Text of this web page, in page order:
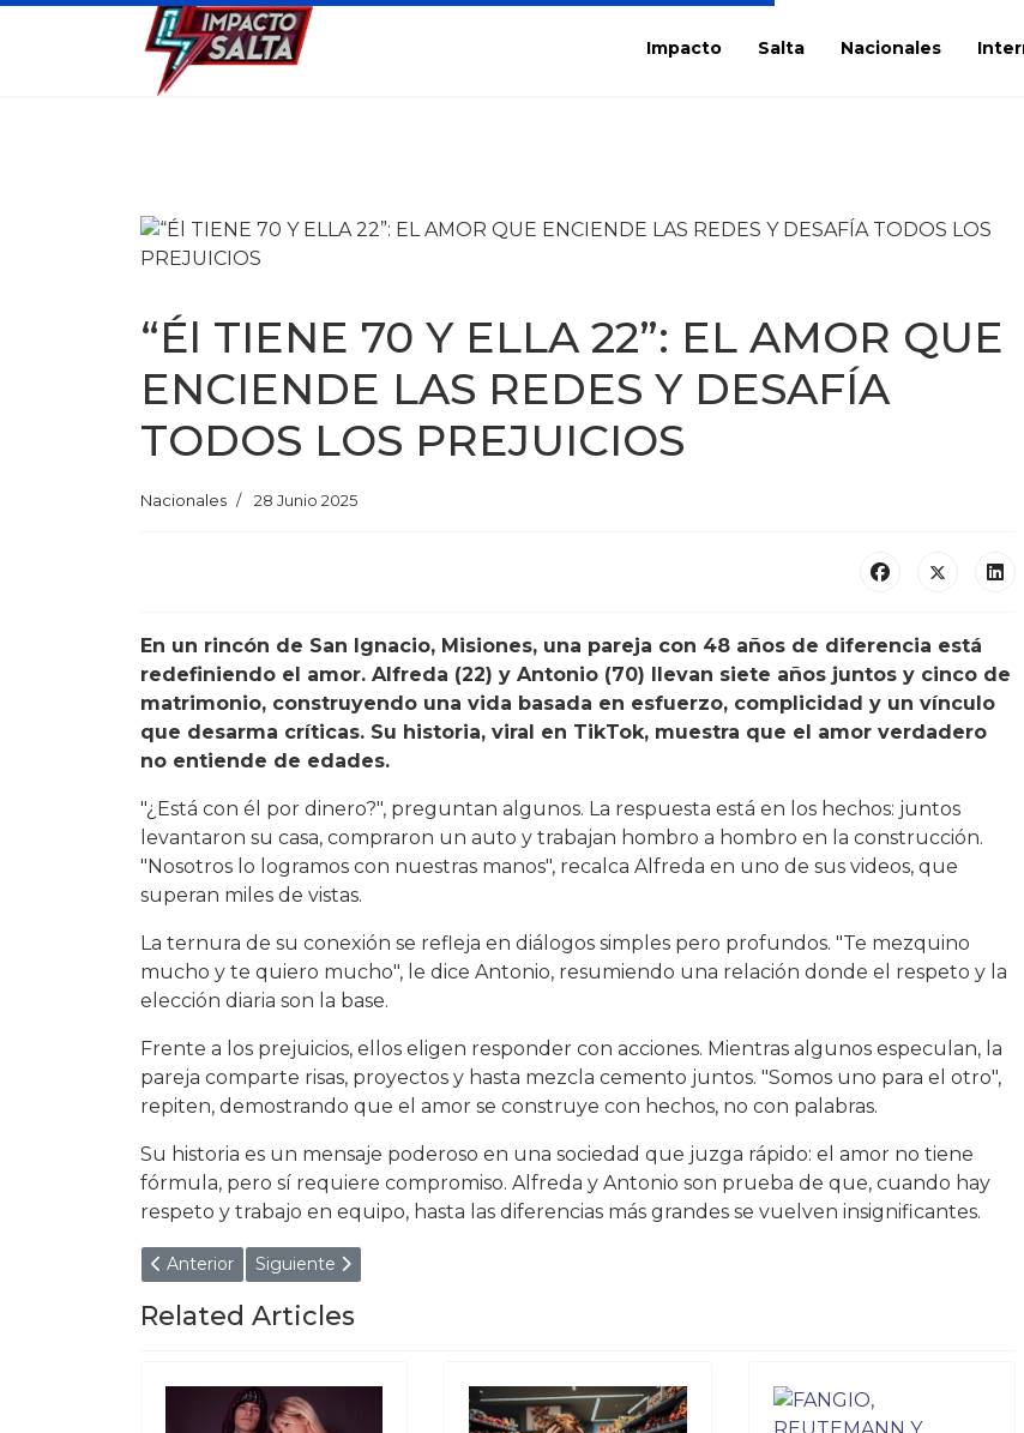
Impacto Salta Nacionales
“Él TIENE 70 Y ELLA 22”: EL AMOR QUE
ENCIENDE LAS REDES Y DESAFÍA
TODOS LOS PREJUICIOS
Nacionales 28 Junio 2025
En un rincón de San Ignacio, Misiones, una pareja con 48 años de diferencia está
redefiniendo el amor. Alfreda (22) y Antonio (70) llevan siete años juntos y cinco de
matrimonio, construyendo una vida basada en esfuerzo, complicidad y un vínculo
que desarma críticas. Su historia, viral en TikTok, muestra que el amor verdadero
no entiende de edades.
"¿Está con él por dinero?", preguntan algunos. La respuesta está en los hechos: juntos
levantaron su casa, compraron un auto y trabajan hombro a hombro en la construcción.
"Nosotros lo logramos con nuestras manos", recalca Alfreda en uno de sus videos, que
superan miles de vistas.
La ternura de su conexión se refleja en diálogos simples pero profundos. "Te mezquino
mucho y te quiero mucho", le dice Antonio, resumiendo una relación donde el respeto y la
elección diaria son la base.
Frente a los prejuicios, ellos eligen responder con acciones. Mientras algunos especulan, la
pareja comparte risas, proyectos y hasta mezcla cemento juntos. "Somos uno para el otro",
repiten, demostrando que el amor se construye con hechos, no con palabras.
Su historia es un mensaje poderoso en una sociedad que juzga rápido: el amor no tiene
fórmula, pero sí requiere compromiso. Alfreda y Antonio son prueba de que, cuando hay
respeto y trabajo en equipo, hasta las diferencias más grandes se vuelven insignificantes.
Artículo anterior: “Usaron a los abuelos para militar políticamente”: echaron a una jefa de PAMI por cerrar
Anterior Artículo siguiente: Cristina analiza lanzar su propio programa de streaming desde su prisión
Siguiente
Related Articles